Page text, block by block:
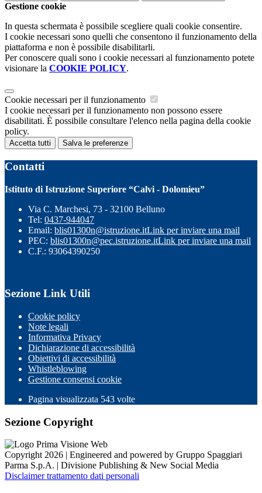
Gestione cookie
In questa schermata è possibile scegliere quali cookie consentire.
I cookie necessari sono quelli che consentono il funzionamento della
piattaforma e non è possibile disabilitarli.
Per conoscere quali sono i cookie necessari al funzionamento potete
visionare la COOKIE POLICY.
Cookie necessari per il funzionamento
I cookie necessari per il funzionamento non possono essere
disabilitati. È possibile consultare l'elenco nella pagina della cookie
policy.
Accetta tutti Salva le preferenze
Contatti
Istituto di Istruzione Superiore “Calvi - Dolomieu”
Via C. Marchesi, 73 - 32100 Belluno
Tel: 0437-944047
Email: blis01300n@istruzione.itLink per inviare una mail
PEC: blis01300n@pec.istruzione.itLink per inviare una mail
C.F.: 93064390250
Sezione Link Utili
Cookie policy
Note legali
Informativa Privacy
Dichiarazione di accessibilità
Obiettivi di accessibilità
Whistleblowing
Gestione consensi cookie
Pagina visualizzata 543 volte
Sezione Copyright
Copyright 2026 | Engineered and powered by Gruppo Spaggiari
Parma S.p.A. | Divisione Publishing & New Social Media
Disclaimer trattamento dati personali